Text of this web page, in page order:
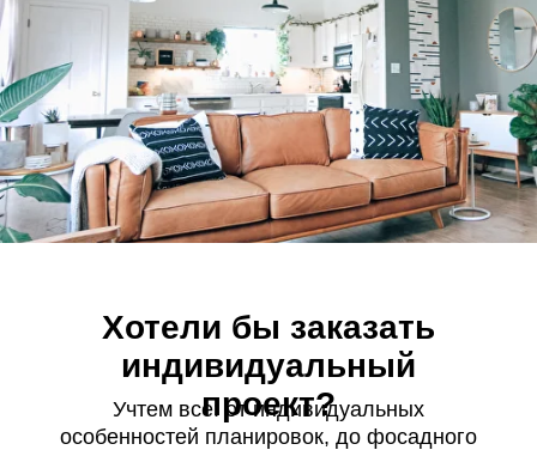
Хотели бы заказать
индивидуальный
проект?
Учтем все: от индивидуальных
особенностей планировок, до фосадного